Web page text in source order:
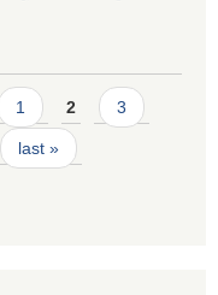
1 2 3
last »